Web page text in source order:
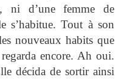
ni d’une femme de
s’habitue. Tout à son
nouveaux habits que
encore. Ah oui.
décida de sortir ainsi